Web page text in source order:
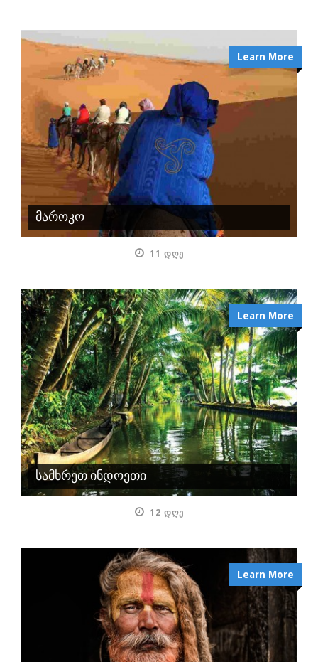
Learn More
მაროკო
11 ᲓᲦᲔ
Learn More
სამხრეთ ინდოეთი
12 ᲓᲦᲔ
Learn More